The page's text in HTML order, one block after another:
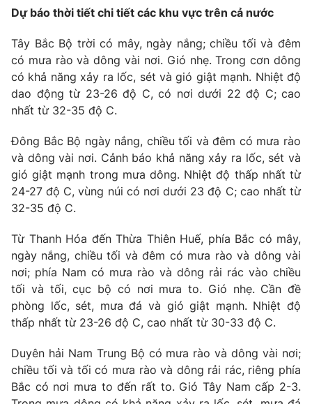
cấp ngày 29/12/2023
Phó Tổng Biên tập:Nguyễn Thị Mỹ Hạnh, Phạm Quốc Thắng,
Nguyễn Trọng Ninh
Tổng đài VTV: 024.38 355 931 - 024.38 355 932
Ðiện thoại Thời báo VTV:024.66 897 897
Email:toasoan@vtv.vn
Liên hệ quảng cáo:024-7300.7108
thuận bằng văn bản. Ghi rõ nguồn VTV.vn khi phát hành lại
thông tin từ website này.
Dự báo thời tiết chi tiết các khu vực trên cả nước
Tây Bắc Bộ trời có mây, ngày nắng; chiều tối và đêm
có mưa rào và dông vài nơi. Gió nhẹ. Trong cơn dông
có khả năng xảy ra lốc, sét và gió giật mạnh. Nhiệt độ
dao động từ 23-26 độ C, có nơi dưới 22 độ C; cao
nhất từ 32-35 độ C.
Đông Bắc Bộ ngày nắng, chiều tối và đêm có mưa rào
và dông vài nơi. Cảnh báo khả năng xảy ra lốc, sét và
gió giật mạnh trong mưa dông. Nhiệt độ thấp nhất từ
24-27 độ C, vùng núi có nơi dưới 23 độ C; cao nhất từ
32-35 độ C.
Từ Thanh Hóa đến Thừa Thiên Huế, phía Bắc có mây,
ngày nắng, chiều tối và đêm có mưa rào và dông vài
nơi; phía Nam có mưa rào và dông rải rác vào chiều
tối và tối, cục bộ có nơi mưa to. Gió nhẹ. Cần đề
phòng lốc, sét, mưa đá và gió giật mạnh. Nhiệt độ
thấp nhất từ 23-26 độ C, cao nhất từ 30-33 độ C.
Duyên hải Nam Trung Bộ có mưa rào và dông vài nơi;
chiều tối và tối có mưa rào và dông rải rác, riêng phía
Bắc có nơi mưa to đến rất to. Gió Tây Nam cấp 2-3.